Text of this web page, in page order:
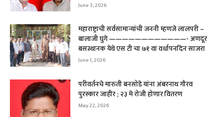
June 3, 2026
महाराष्ट्राची सर्वसामान्यांची जननी म्हणजे लालपरी –
बालाजी घुगे ————————————- अणदूर
बसस्थानक येथे एस टी चा ७१ वा वर्धापनदिन साजरा
June 1, 2026
परीवर्तनचे मारुती बनसोडे यांना अंबरनाथ गौरव
पुरस्कार जाहीर ; २३ मे रोजी होणार वितरण
May 22, 2026